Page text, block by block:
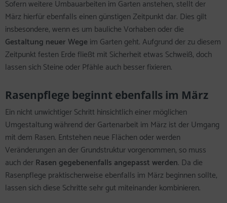
Sofern weitere Umbauarbeiten im Garten anstehen, stellt der
März hierfür ebenfalls einen günstigen Zeitpunkt dar. Dies gilt
insbesondere, wenn es um bauliche Vorhaben oder die
Gestaltung neuer Wegeim Garten geht. Aufgrund der zu diesem
Zeitpunkt festen Erde fließt mit Sicherheit etwas Schweiß, doch
lassen sich Steine oder Pfähle auch besser fixieren.
Rasenpflege beginnt ebenfalls im März
Ein nicht unwichtiger Schritt hinsichtlich einer möglichen
Umgestaltung während der Gartenarbeit im März ist der Umgang
mit dem Rasen. Entstehen neue Flächen oder werden
Veränderungen an der Grundstruktur vorgenommen, so muss
auch derRasen gegebenenfalls angepasst werden. Da die
Rasenpflege praktischerweise ebenfalls im März beginnen sollte,
lassen sich diese Schritte sehr gut miteinander kombinieren.